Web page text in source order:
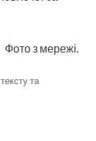
Фото з мережі.
та